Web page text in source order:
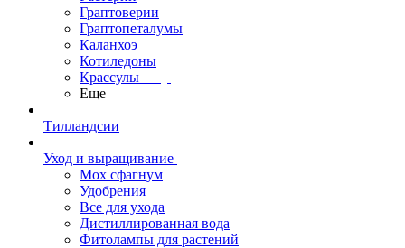
Граптоверии
Граптопеталумы
Каланхоэ
Котиледоны
Крассулы
Еще
Тилландсии
Уход и выращивание
Мох сфагнум
Удобрения
Все для ухода
Дистиллированная вода
Фитолампы для растений